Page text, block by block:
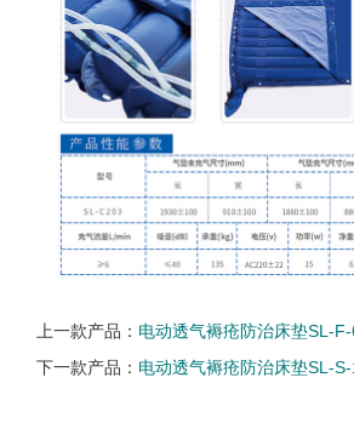
上一款产品： 电动透气褥疮防治床垫SL-F-
下一款产品： 电动透气褥疮防治床垫SL-